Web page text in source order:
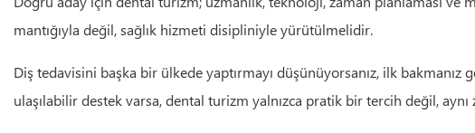
mantığıyla değil, sağlık hizmeti disipliniyle yürütülmelidir.
Diş tedavisini başka bir ülkede yaptırmayı düşünüyorsanız, ilk
ulaşılabilir destek varsa, dental turizm yalnızca pratik bir tercih değil,